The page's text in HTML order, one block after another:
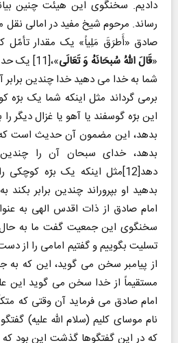
دادیم. سخنگوی این هیئت چنین
رساند. مرحوم شیخ مفید در امالی نقل
صادق «أَطرَقَ مَلِیاً» یک مقدار تأمّل
«قَالَ اللهُ سُبحَانَهُ وَ تَعَالَی
»،[11]
شما به خدا می دهید خدا چندین
برمی گرداند مثل اینکه شما یک
این برّه گوسفند یا آهو یا غزال دیگر را
بدهد، این مضمون آن حدیث است
بدهد، خدای سبحان آن را
دهد[12]مثل اینکه یک برّه
بدهید او بپروراند چندین برابر
امام صادق از ذات اقدس الهی به
سخنگوی این جمعیت گفت ما به حال
تسلیت بگوییم و گفتیم امامی را از
از پیامبر سخن می گوید، این که به
مستقیماً از خدا سخن می گوید این
امام صادق می فرماید آن وقتی که
نام موسای کلیم (سلام الله علیه)
که در این گفتگوها گذشت این بود که